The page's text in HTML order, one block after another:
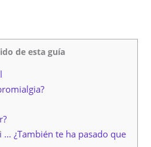
de esta guía
¿También te ha pasado que